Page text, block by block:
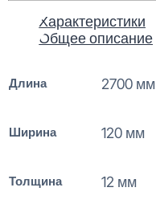
Характеристики
Общее описание
Длина 2700 мм
Ширина 120 мм
Толщина 12 мм